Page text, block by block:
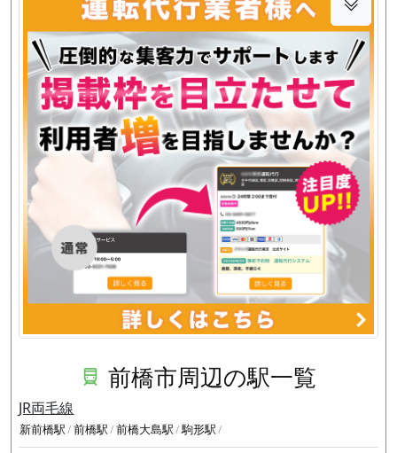
前橋市周辺の駅一覧
JR両毛線
新前橋駅 前橋駅 前橋大島駅 駒形駅